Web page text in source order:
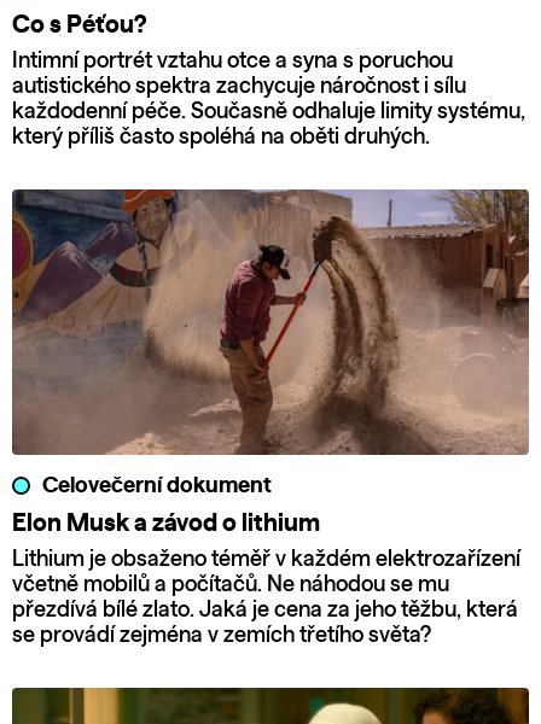
Co s Péťou?
Intimní portrét vztahu otce a syna s poruchou
autistického spektra zachycuje náročnost i sílu
každodenní péče. Současně odhaluje limity systému,
který příliš často spoléhá na oběti druhých.
Celovečerní dokument
Elon Musk a závod o lithium
Lithium je obsaženo téměř v každém elektrozařízení
včetně mobilů a počítačů. Ne náhodou se mu
přezdívá bílé zlato. Jaká je cena za jeho těžbu, která
se provádí zejména v zemích třetího světa?